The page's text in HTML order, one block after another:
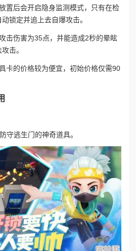
置后会开启隐身监测模式，只有在检
锁定并追上去自爆攻击。
击伤害为35点，并能造成2秒的晕眩
击。
卡的价格较为便宜，初始价格仅需90
守逃生门的神奇道具。